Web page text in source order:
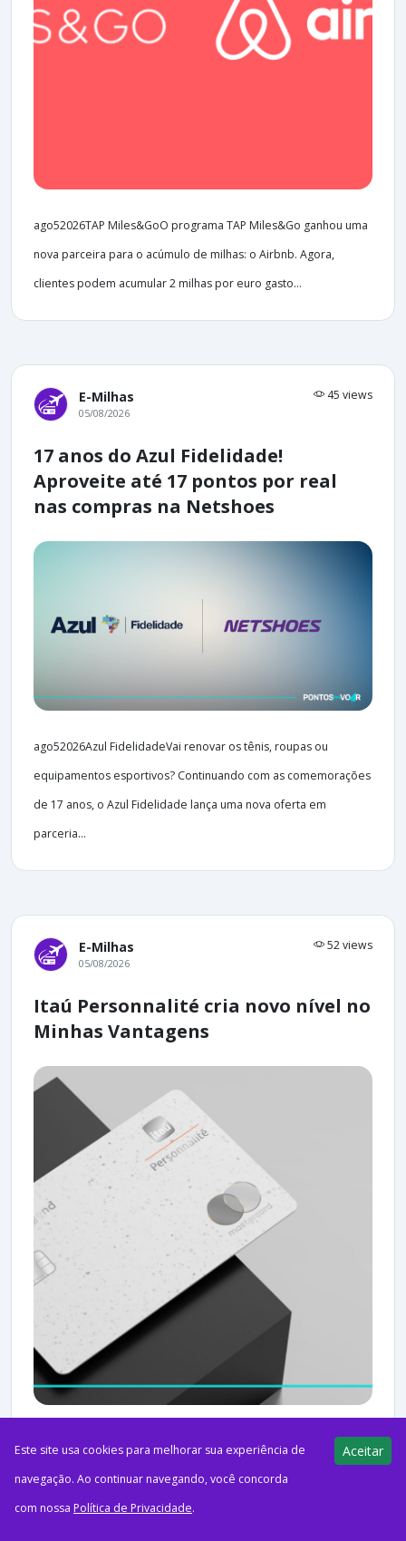
ago52026TAP Miles&GoO programa TAP Miles&Go ganhou uma
nova parceira para o acúmulo de milhas: o Airbnb. Agora,
clientes podem acumular 2 milhas por euro gasto...
E-Milhas 45 views
05/08/2026
17 anos do Azul Fidelidade!
Aproveite até 17 pontos por real
nas compras na Netshoes
ago52026Azul FidelidadeVai renovar os tênis, roupas ou
equipamentos esportivos? Continuando com as comemorações
de 17 anos, o Azul Fidelidade lança uma nova oferta em
parceria...
E-Milhas 52 views
05/08/2026
Itaú Personnalité cria novo nível no
Minhas Vantagens
ago52026ItaúO Itaú ampliou a estrutura do Minhas Vantagens
com a criação de um novo nível, que passa a concentrar os
benefícios mais exclusivos do Personnalité....
Este site usa cookies para melhorar sua experiência de
navegação. Ao continuar navegando, você concorda
com nossa Política de Privacidade.
Aceitar